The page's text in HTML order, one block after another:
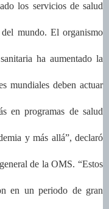
los servicios de salud
mundo. El organismo
ha aumentado la
mundiales deben actuar
en programas de salud
y más allá”, declaró
de la OMS. “Estos
en un periodo de gran